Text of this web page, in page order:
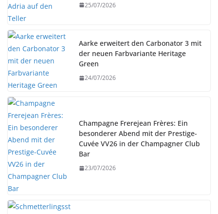
25/07/2026
Aarke erweitert den Carbonator 3 mit
der neuen Farbvariante Heritage
Green
24/07/2026
Champagne Frerejean Frères: Ein
besonderer Abend mit der Prestige-
Cuvée VV26 in der Champagner Club
Bar
23/07/2026